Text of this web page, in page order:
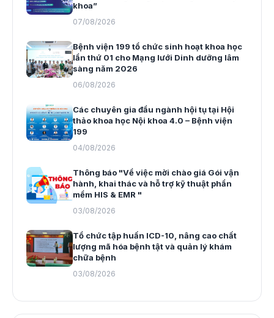
khoa”
07/08/2026
Bệnh viện 199 tổ chức sinh hoạt khoa học
lần thứ 01 cho Mạng lưới Dinh dưỡng lâm
sàng năm 2026
06/08/2026
Các chuyên gia đầu ngành hội tụ tại Hội
thảo khoa học Nội khoa 4.0 – Bệnh viện
199
04/08/2026
Thông báo "Về việc mời chào giá Gói vận
hành, khai thác và hỗ trợ kỹ thuật phần
mềm HIS & EMR "
03/08/2026
Tổ chức tập huấn ICD-10, nâng cao chất
lượng mã hóa bệnh tật và quản lý khám
chữa bệnh
03/08/2026